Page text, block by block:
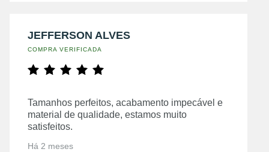
JEFFERSON ALVES
COMPRA VERIFICADA
Tamanhos perfeitos, acabamento impecável e
material de qualidade, estamos muito
satisfeitos.
Há 2 meses